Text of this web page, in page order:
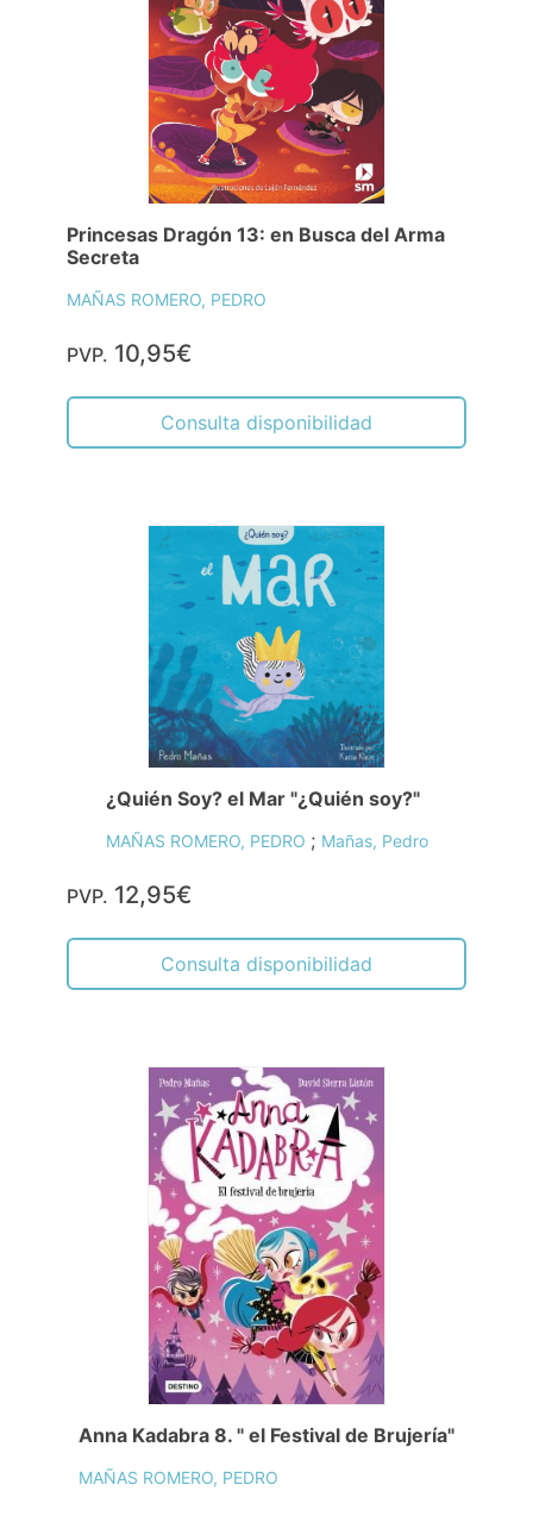
Princesas Dragón 13: en Busca del Arma
Secreta
MAÑAS ROMERO, PEDRO
PVP. 10,95€
Consulta disponibilidad
¿Quién Soy? el Mar "¿Quién soy?"
MAÑAS ROMERO, PEDRO ; Mañas, Pedro
PVP. 12,95€
Consulta disponibilidad
Anna Kadabra 8. " el Festival de Brujería"
MAÑAS ROMERO, PEDRO